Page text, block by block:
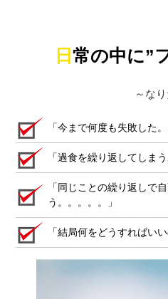
日常の中に
～な
「今まで何度も失敗した。
「過食を繰り返してしまう
「同じことの繰り返しで
う。。。。。」
「結局何をどうすればい